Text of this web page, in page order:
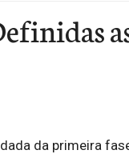
da primeira